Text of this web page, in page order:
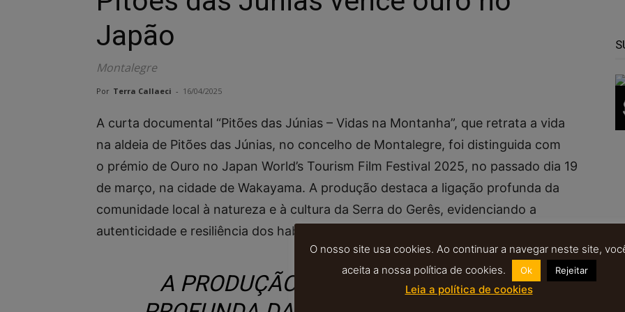
Japão
Montalegre
Por Terra Callaeci - 16/04/2025
​A curta documental “Pitões das Júnias – Vidas na Montanha”, que retrata a vida
na aldeia de Pitões das Júnias, no concelho de Montalegre, foi distinguida com
o prémio de Ouro no Japan World’s Tourism Film Festival 2025, no passado dia 19
de março, na cidade de Wakayama. A produção destaca a ligação profunda da
comunidade local à natureza e à cultura da Serra do Gerês, evidenciando a
autenticidade e resiliência dos habitantes desta região montanhosa.​
A PRODUÇÃO DESTACA A LIGAÇÃO
O nosso site usa cookies. Ao continuar a navegar neste site,
aceita a nossa política de cookies.
Ok Rejeitar
Leia a política de cookies